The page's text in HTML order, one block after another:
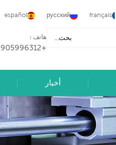
français
русский
español
هاتف :
+86-15905996312
أخبار